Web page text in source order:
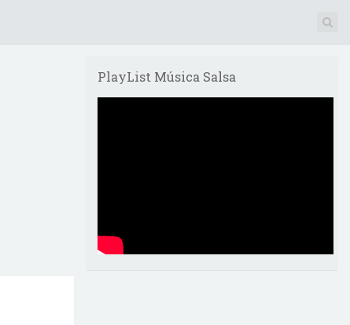
PlayList Música Salsa